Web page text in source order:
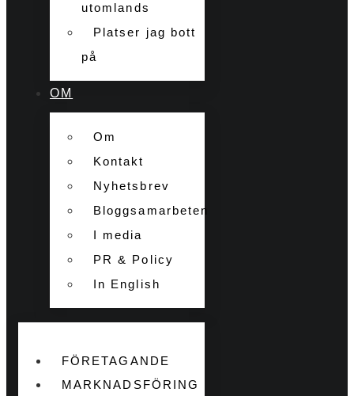
utomlands
Platser jag bott
på
OM
Om
Kontakt
Nyhetsbrev
Bloggsamarbeten
I media
PR & Policy
In English
FÖRETAGANDE
MARKNADSFÖRING